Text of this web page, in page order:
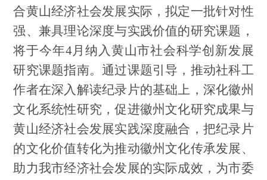
合黄山经济社会发展实际，拟定一批针对性
强、兼具理论深度与实践价值的研究课题，
将于今年4月纳入黄山市社会科学创新发展
研究课题指南。通过课题引导，推动社科工
作者在深入解读纪录片的基础上，深化徽州
文化系统性研究，促进徽州文化研究成果与
黄山经济社会发展实践深度融合，把纪录片
的文化价值转化为推动徽州文化传承发展、
助力我市经济社会发展的实际成效，为市委